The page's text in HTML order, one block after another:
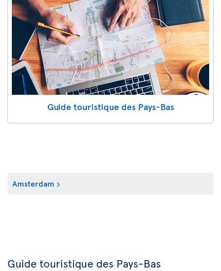
Guide touristique des Pays-Bas
Amsterdam
Guide touristique des Pays-Bas